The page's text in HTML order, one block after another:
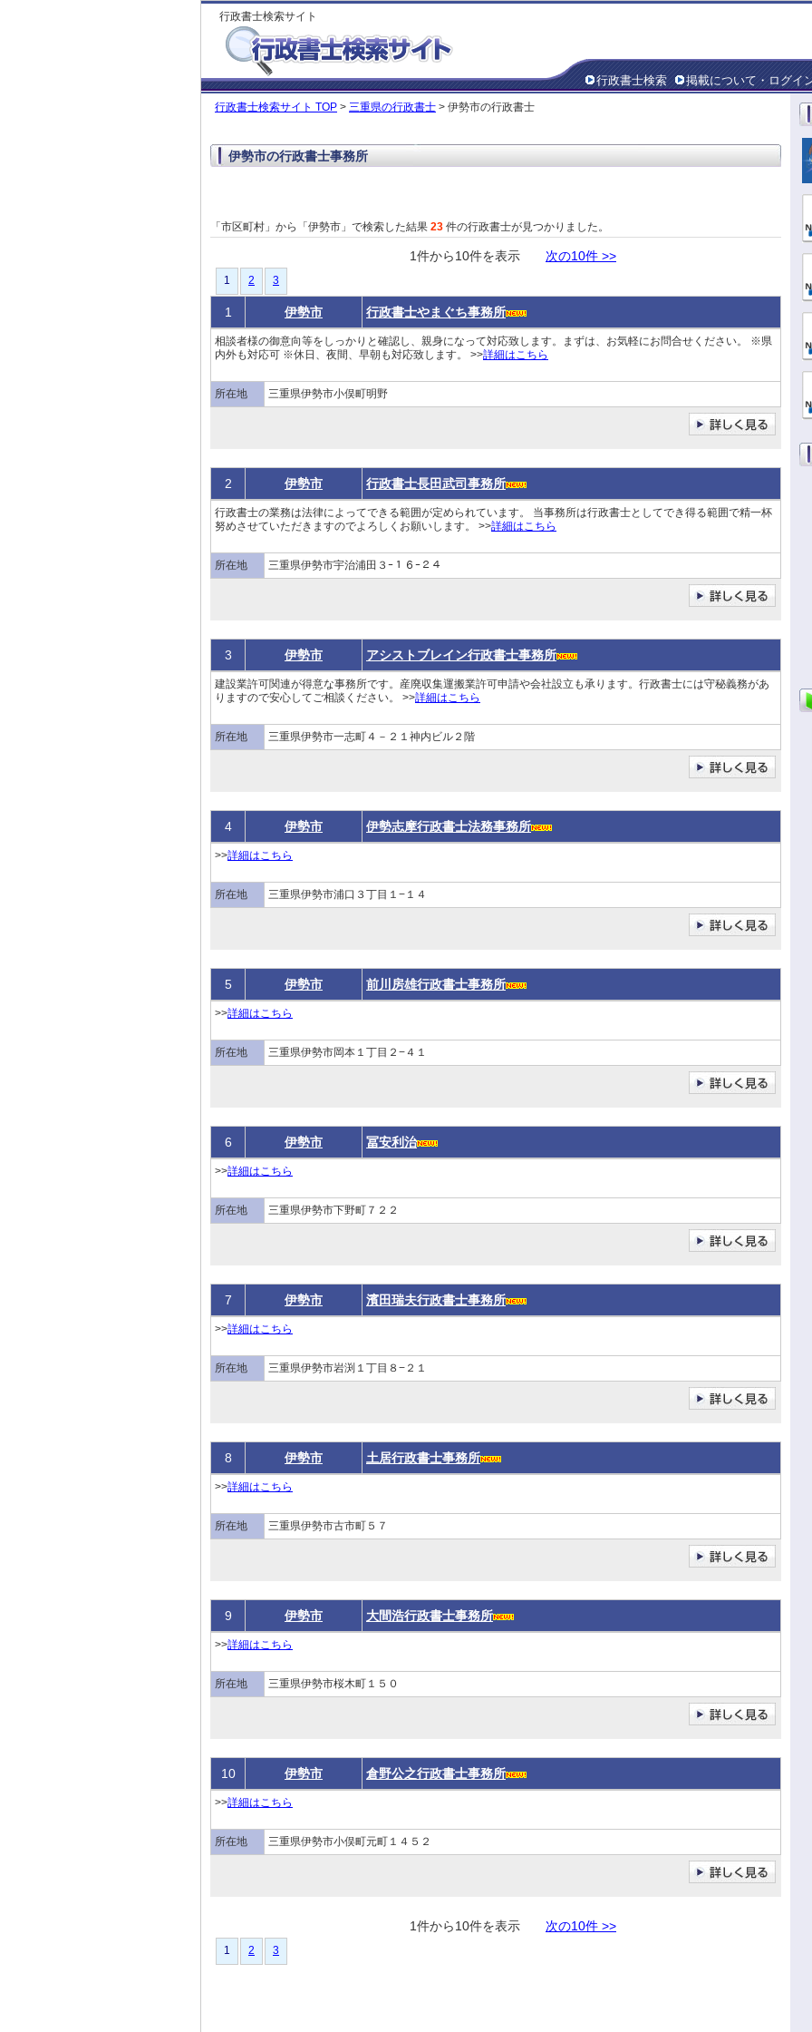
行政書士検索サイト
行政書士検索 掲載について・ログイ
行政書士検索サイト TOP > 三重県の行政書士 > 伊勢市の行政書士
伊勢市の行政書士事務所
「市区町村」から「伊勢市」で検索した結果 23 件の行政書士が見つかりました。
1件から10件を表示 次の10件 >>
1 2 3
1 伊勢市 行政書士やまぐち事務所
相談者様の御意向等をしっかりと確認し、親身になって対応致します。まずは、お気軽にお問合せください。 ※県
内外も対応可 ※休日、夜間、早朝も対応致します。 >>詳細はこちら
所在地 三重県伊勢市小俣町明野
2 伊勢市 行政書士長田武司事務所
行政書士の業務は法律によってできる範囲が定められています。 当事務所は行政書士としてでき得る範囲で精一杯
努めさせていただきますのでよろしくお願いします。 >>詳細はこちら
所在地 三重県伊勢市宇治浦田３ｰ１６ｰ２４
3 伊勢市 アシストブレイン行政書士事務所
建設業許可関連が得意な事務所です。産廃収集運搬業許可申請や会社設立も承ります。行政書士には守秘義務があ
りますので安心してご相談ください。 >>詳細はこちら
所在地 三重県伊勢市一志町４－２１神内ビル２階
4 伊勢市 伊勢志摩行政書士法務事務所
>>詳細はこちら
所在地 三重県伊勢市浦口３丁目１−１４
5 伊勢市 前川房雄行政書士事務所
>>詳細はこちら
所在地 三重県伊勢市岡本１丁目２−４１
6 伊勢市 冨安利治
>>詳細はこちら
所在地 三重県伊勢市下野町７２２
7 伊勢市 濱田瑞夫行政書士事務所
>>詳細はこちら
所在地 三重県伊勢市岩渕１丁目８−２１
8 伊勢市 土居行政書士事務所
>>詳細はこちら
所在地 三重県伊勢市古市町５７
9 伊勢市 大間浩行政書士事務所
>>詳細はこちら
所在地 三重県伊勢市桜木町１５０
10 伊勢市 倉野公之行政書士事務所
>>詳細はこちら
所在地 三重県伊勢市小俣町元町１４５２
1件から10件を表示 次の10件 >>
1 2 3